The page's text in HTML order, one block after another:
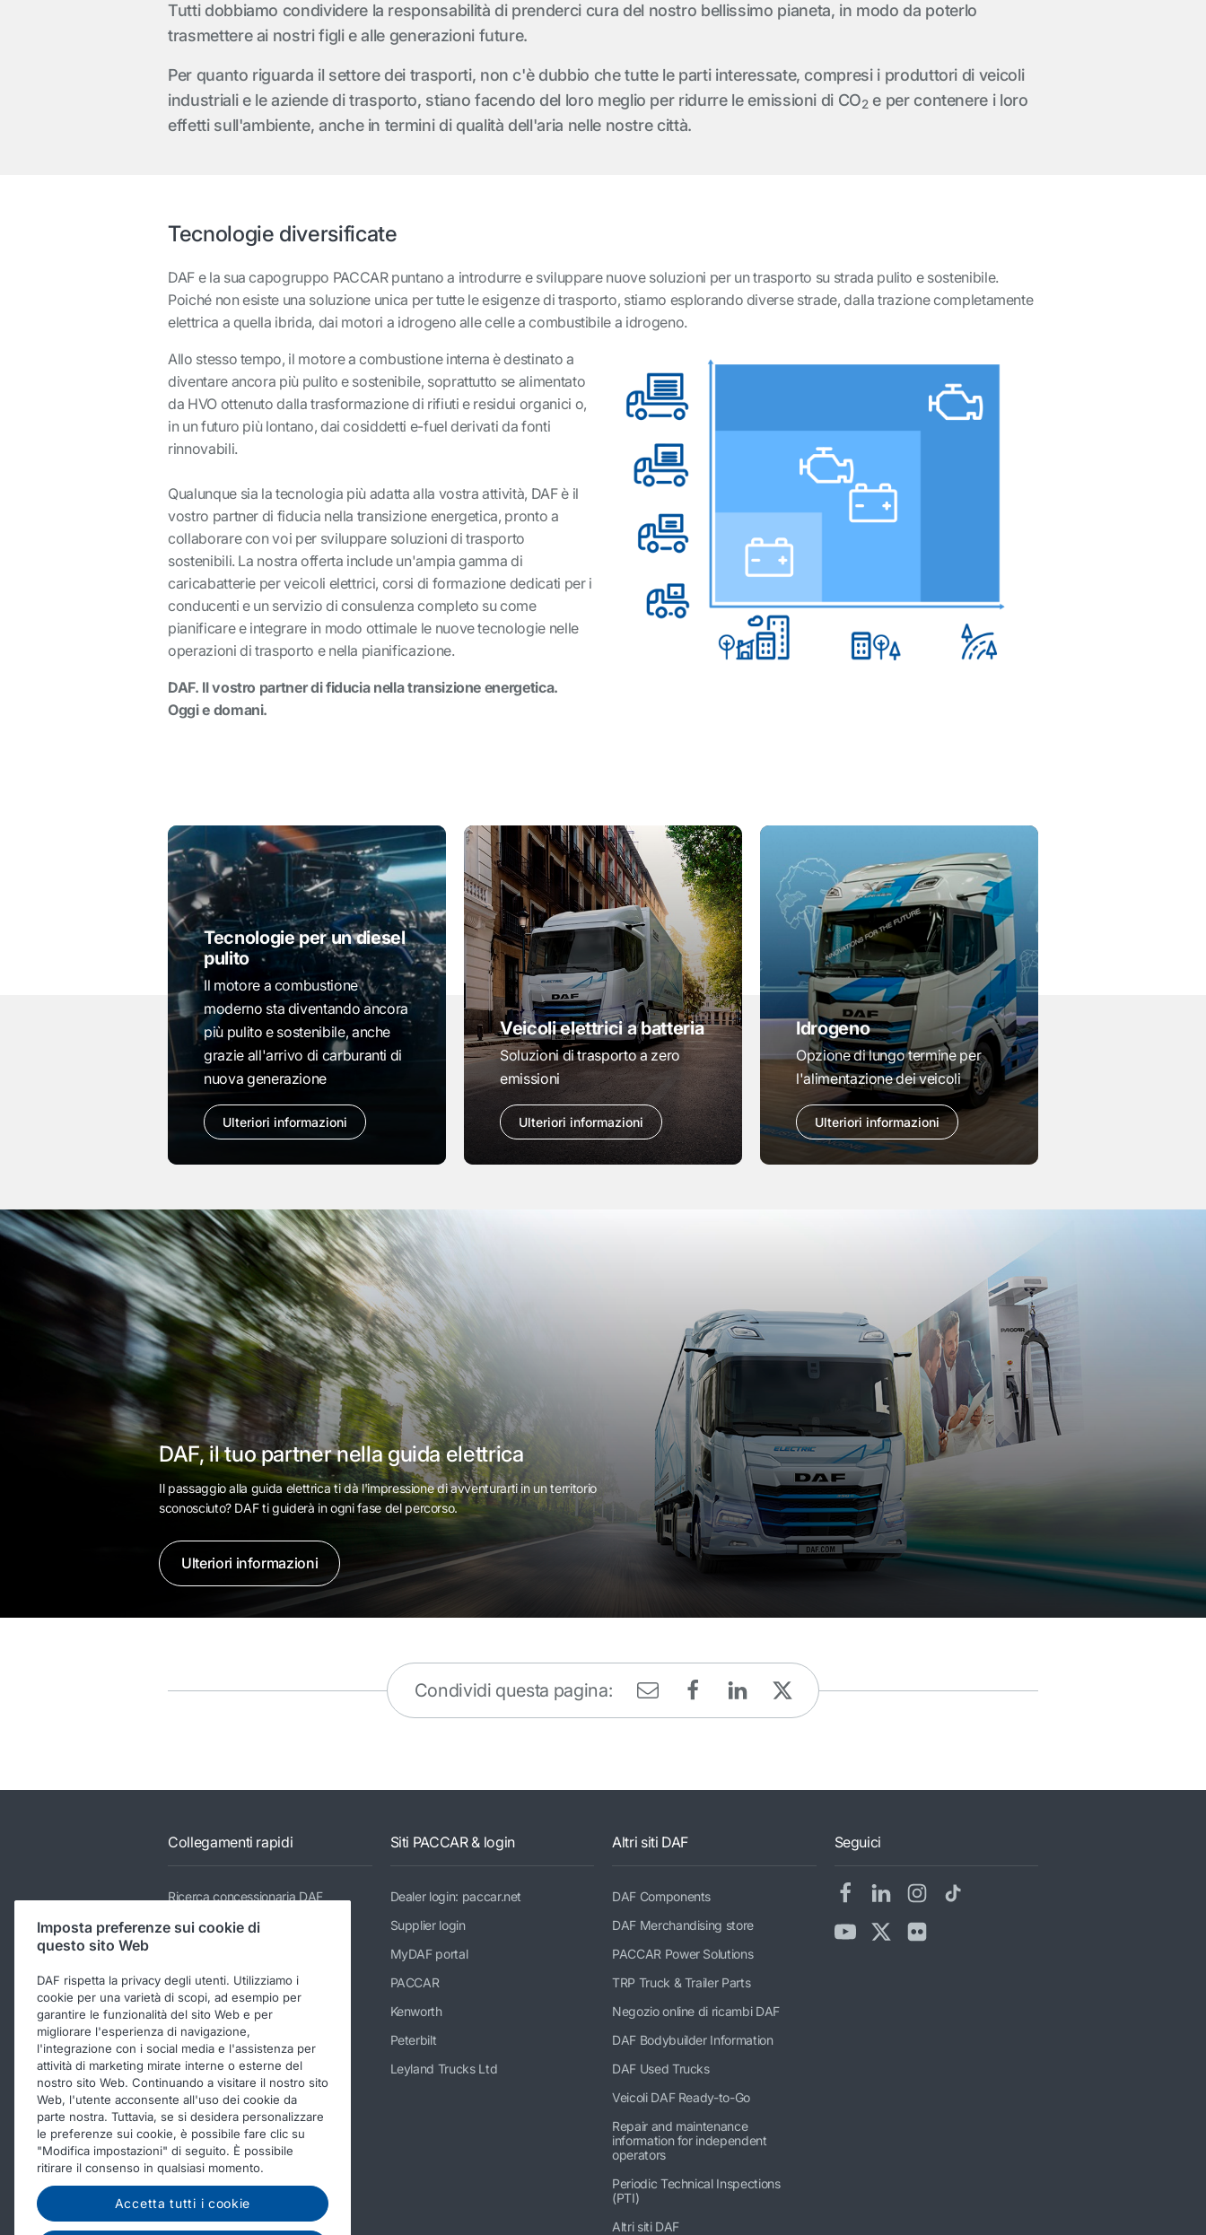
Tutti dobbiamo condividere la responsabilità di prenderci cura del nostro bellissimo pianeta, in modo da poterlo
trasmettere ai nostri figli e alle generazioni future.
Per quanto riguarda il settore dei trasporti, non c'è dubbio che tutte le parti interessate, compresi i produttori di veicoli
industriali e le aziende di trasporto, stiano facendo del loro meglio per ridurre le emissioni di CO2e per contenere i loro
effetti sull'ambiente, anche in termini di qualità dell'aria nelle nostre città.
Tecnologie diversificate
DAF e la sua capogruppo PACCAR puntano a introdurre e sviluppare nuove soluzioni per un trasporto su strada pulito e sostenibile.
Poiché non esiste una soluzione unica per tutte le esigenze di trasporto, stiamo esplorando diverse strade, dalla trazione completamente
elettrica a quella ibrida, dai motori a idrogeno alle celle a combustibile a idrogeno.
Allo stesso tempo, il motore a combustione interna è destinato a
diventare ancora più pulito e sostenibile, soprattutto se alimentato
da HVO ottenuto dalla trasformazione di rifiuti e residui organici o,
in un futuro più lontano, dai cosiddetti e-fuel derivati da fonti
rinnovabili.
Qualunque sia la tecnologia più adatta alla vostra attività, DAF è il
vostro partner di fiducia nella transizione energetica, pronto a
collaborare con voi per sviluppare soluzioni di trasporto
sostenibili. La nostra offerta include un'ampia gamma di
caricabatterie per veicoli elettrici, corsi di formazione dedicati per i
conducenti e un servizio di consulenza completo su come
pianificare e integrare in modo ottimale le nuove tecnologie nelle
operazioni di trasporto e nella pianificazione.
DAF. Il vostro partner di fiducia nella transizione energetica.
Oggi e domani.
Tecnologie per un diesel
pulito
Il motore a combustione
moderno sta diventando ancora
più pulito e sostenibile, anche
grazie all'arrivo di carburanti di
nuova generazione
Ulteriori informazioni
Veicoli elettrici a batteria
Soluzioni di trasporto a zero
emissioni
Ulteriori informazioni
Idrogeno
Opzione di lungo termine per
l'alimentazione dei veicoli
Ulteriori informazioni
DAF, il tuo partner nella guida elettrica
Il passaggio alla guida elettrica ti dà l'impressione di avventurarti in un territorio
sconosciuto? DAF ti guiderà in ogni fase del percorso.
Ulteriori informazioni
Condividi questa pagina:
Collegamenti rapidi
Ricerca concessionaria DAF
Gamma dei modelli
Novità e media
Lavorare in DAF
Informazioni
Informazioni di contatto DAF
Codice di comportamento
Siti PACCAR & login
Dealer login: paccar.net
Supplier login
MyDAF portal
PACCAR
Kenworth
Peterbilt
Leyland Trucks Ltd
Altri siti DAF
DAF Components
DAF Merchandising store
PACCAR Power Solutions
TRP Truck & Trailer Parts
Negozio online di ricambi DAF
DAF Bodybuilder Information
DAF Used Trucks
Veicoli DAF Ready-to-Go
Repair and maintenance
information for independent
operators
Periodic Technical Inspections
(PTI)
Altri siti DAF
Seguici
Imposta preferenze sui cookie di
questo sito Web
DAF rispetta la privacy degli utenti. Utilizziamo i
cookie per una varietà di scopi, ad esempio per
garantire le funzionalità del sito Web e per
migliorare l'esperienza di navigazione,
l'integrazione con i social media e l'assistenza per
attività di marketing mirate interne o esterne del
nostro sito Web. Continuando a visitare il nostro sito
Web, l'utente acconsente all'uso dei cookie da
parte nostra. Tuttavia, se si desidera personalizzare
le preferenze sui cookie, è possibile fare clic su
"Modifica impostazioni" di seguito. È possibile
ritirare il consenso in qualsiasi momento.
Accetta tutti i cookie